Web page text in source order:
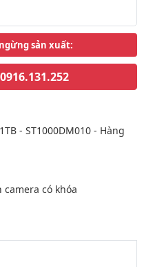
sản xuất:
- ST1000DM010 - Hàng
có khóa